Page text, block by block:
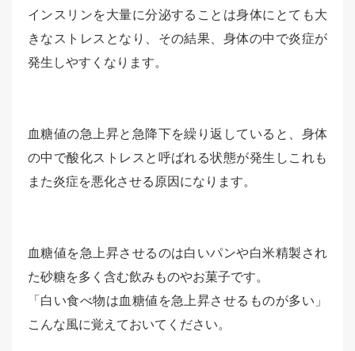
インスリンを大量に分泌することは身体にとても大
きなストレスとなり、その結果、身体の中で炎症が
発生しやすくなります。
血糖値の急上昇と急降下を繰り返していると、身体
の中で酸化ストレスと呼ばれる状態が発生しこれも
また炎症を悪化させる原因になります。
血糖値を急上昇させるのは白いパンや白米精製され
た砂糖を多く含む飲みものやお菓子です。
「白い食べ物は血糖値を急上昇させるものが多い」
こんな風に覚えておいてください。